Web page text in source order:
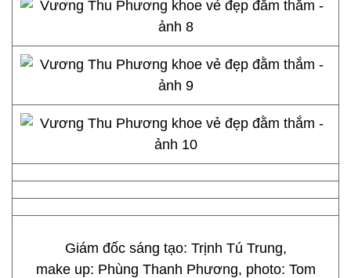
Giám đốc sáng tạo: Trịnh Tú Trung,
make up: Phùng Thanh Phương, photo: Tom